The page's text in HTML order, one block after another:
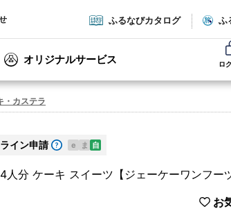
ふるなびカタログ ふ
オリジナルサービス ロ
・カステラ
イン申請 e ま 自
分 ケーキ スイーツ【ジェーケーワンフー
お